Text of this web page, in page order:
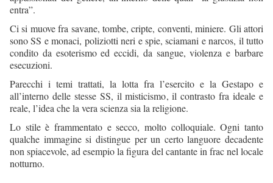
entra”.
Ci si muove fra savane, tombe, cripte, conventi, miniere. Gli attori
sono SS e monaci, poliziotti neri e spie, sciamani e narcos, il tutto
condito da esoterismo ed eccidi, da sangue, violenza e barbare
esecuzioni.
Parecchi i temi trattati, la lotta fra l’esercito e la Gestapo e
all’interno delle stesse SS, il misticismo, il contrasto fra ideale e
reale, l’idea che la vera scienza sia la religione.
Lo stile è frammentato e secco, molto colloquiale. Ogni tanto
qualche immagine si distingue per un certo languore decadente
non spiacevole, ad esempio la figura del cantante in frac nel locale
notturno.